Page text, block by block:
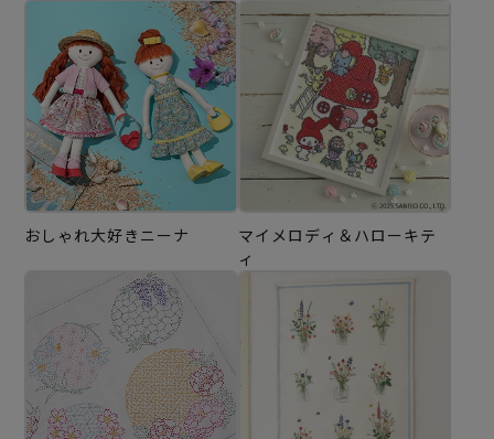
おしゃれ大好きニーナ
マイメロディ＆ハローキテ
ィ